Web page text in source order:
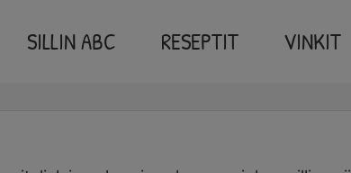
SILLIN ABC RESEPTIT VINKIT